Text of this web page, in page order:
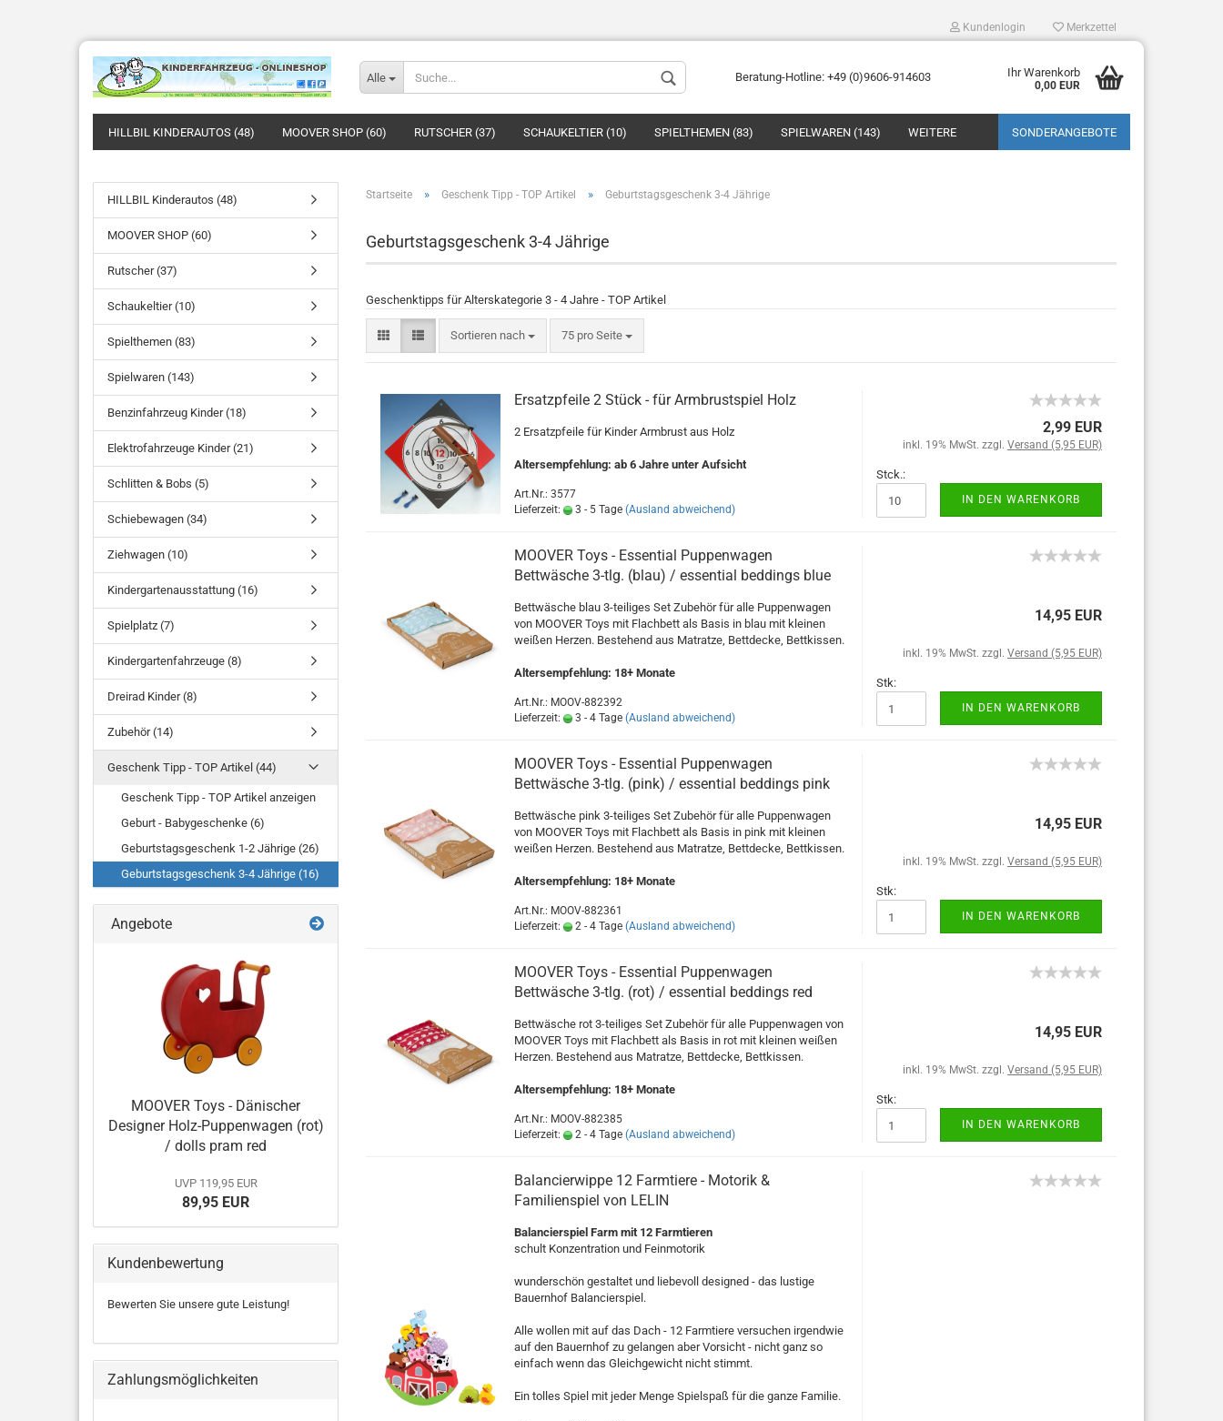
Kundenlogin Merkzettel
Alle Beratung-Hotline: +49 (0)9606-914603 Ihr Warenkorb
0,00 EUR
HILLBIL KINDERAUTOS (48) MOOVER SHOP (60) RUTSCHER (37) SCHAUKELTIER (10) SPIELTHEMEN (83) SPIELWAREN (143) SONDERANGEBOTE
WEITERE
Startseite » Geschenk Tipp - TOP Artikel » Geburtstagsgeschenk 3-4 Jährige
Geburtstagsgeschenk 3-4 Jährige
Geschenktipps für Alterskategorie 3 - 4 Jahre - TOP Artikel
Sortieren nach 75 pro Seite
Ersatzpfeile 2 Stück - für Armbrustspiel Holz
2 Ersatzpfeile für Kinder Armbrust aus Holz
Altersempfehlung: ab 6 Jahre unter Aufsicht
Art.Nr.: 3577
Lieferzeit:
3 - 5 Tage (Ausland abweichend)
2,99 EUR
inkl. 19% MwSt. zzgl. Versand (5,95 EUR)
Stck.:
IN DEN WARENKORB
MOOVER Toys - Essential Puppenwagen
Bettwäsche 3-tlg. (blau) / essential beddings blue
Bettwäsche blau 3-teiliges Set Zubehör für alle Puppenwagen
von MOOVER Toys mit Flachbett als Basis in blau mit kleinen
weißen Herzen. Bestehend aus Matratze, Bettdecke, Bettkissen.
Altersempfehlung: 18+ Monate
Art.Nr.: MOOV-882392
Lieferzeit:
3 - 4 Tage (Ausland abweichend)
14,95 EUR
inkl. 19% MwSt. zzgl. Versand (5,95 EUR)
Stk:
IN DEN WARENKORB
MOOVER Toys - Essential Puppenwagen
Bettwäsche 3-tlg. (pink) / essential beddings pink
Bettwäsche pink 3-teiliges Set Zubehör für alle Puppenwagen
von MOOVER Toys mit Flachbett als Basis in pink mit kleinen
weißen Herzen. Bestehend aus Matratze, Bettdecke, Bettkissen.
Altersempfehlung: 18+ Monate
Art.Nr.: MOOV-882361
Lieferzeit:
2 - 4 Tage (Ausland abweichend)
14,95 EUR
inkl. 19% MwSt. zzgl. Versand (5,95 EUR)
Stk:
IN DEN WARENKORB
MOOVER Toys - Essential Puppenwagen
Bettwäsche 3-tlg. (rot) / essential beddings red
Bettwäsche rot 3-teiliges Set Zubehör für alle Puppenwagen von
MOOVER Toys mit Flachbett als Basis in rot mit kleinen weißen
Herzen. Bestehend aus Matratze, Bettdecke, Bettkissen.
Altersempfehlung: 18+ Monate
Art.Nr.: MOOV-882385
Lieferzeit:
2 - 4 Tage (Ausland abweichend)
14,95 EUR
inkl. 19% MwSt. zzgl. Versand (5,95 EUR)
Stk:
IN DEN WARENKORB
Balancierwippe 12 Farmtiere - Motorik &
Familienspiel von LELIN
Balancierspiel Farm mit 12 Farmtieren
schult Konzentration und Feinmotorik
wunderschön gestaltet und liebevoll designed - das lustige
Bauernhof Balancierspiel.
Alle wollen mit auf das Dach - 12 Farmtiere versuchen irgendwie
auf den Bauernhof zu gelangen aber Vorsicht - nicht ganz so
einfach wenn das Gleichgewicht nicht stimmt.
Ein tolles Spiel mit jeder Menge Spielspaß für die ganze Familie.
HILLBIL Kinderautos (48)
MOOVER SHOP (60)
Rutscher (37)
Schaukeltier (10)
Spielthemen (83)
Spielwaren (143)
Benzinfahrzeug Kinder (18)
Elektrofahrzeuge Kinder (21)
Schlitten & Bobs (5)
Schiebewagen (34)
Ziehwagen (10)
Kindergartenausstattung (16)
Spielplatz (7)
Kindergartenfahrzeuge (8)
Dreirad Kinder (8)
Zubehör (14)
Geschenk Tipp - TOP Artikel (44)
Geschenk Tipp - TOP Artikel anzeigen
Geburt - Babygeschenke (6)
Geburtstagsgeschenk 1-2 Jährige (26)
Geburtstagsgeschenk 3-4 Jährige (16)
Angebote
MOOVER Toys - Dänischer
Designer Holz-Puppenwagen (rot)
/ dolls pram red
UVP 119,95 EUR
89,95 EUR
Kundenbewertung
Bewerten Sie unsere gute Leistung!
Zahlungsmöglichkeiten